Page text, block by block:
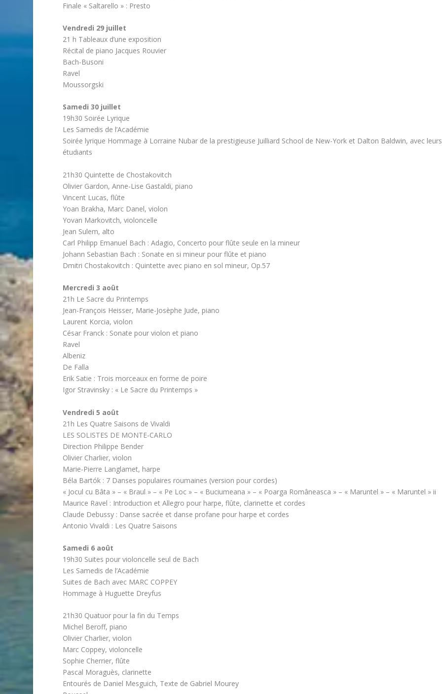
Finale « Saltarello » : Presto
Vendredi 29 juillet
21 h Tableaux d’une exposition
Récital de piano Jacques Rouvier
Bach-Busoni
Ravel
Moussorgski
Samedi 30 juillet
19h30 Soirée Lyrique
Les Samedis de l’Académie
Soirée lyrique Hommage à Lorraine Nubar de la prestigieuse Juilliard School de New-York et Dalton Baldwin, avec leurs
étudiants
21h30 Quintette de Chostakovitch
Olivier Gardon, Anne-Lise Gastaldi, piano
Vincent Lucas, flûte
Yoan Brakha, Marc Danel, violon
Yovan Markovitch, violoncelle
Jean Sulem, alto
Carl Philipp Emanuel Bach : Adagio, Concerto pour flûte seule en la mineur
Johann Sebastian Bach : Sonate en si mineur pour flûte et piano
Dmitri Chostakovitch : Quintette avec piano en sol mineur, Op.57
Mercredi 3 août
21h Le Sacre du Printemps
Jean-François Heisser, Marie-Josèphe Jude, piano
Laurent Korcia, violon
César Franck : Sonate pour violon et piano
Ravel
Albeniz
De Falla
Erik Satie : Trois morceaux en forme de poire
Igor Stravinsky : « Le Sacre du Printemps »
Vendredi 5 août
21h Les Quatre Saisons de Vivaldi
LES SOLISTES DE MONTE-CARLO
Direction Philippe Bender
Olivier Charlier, violon
Marie-Pierre Langlamet, harpe
Béla Bartók : 7 Danses populaires roumaines (version pour cordes)
« Jocul cu Bâta » – « Braul » – « Pe Loc » – « Buciumeana » – « Poarga Româneasca » – « Maruntel » – « Maruntel » ii
Maurice Ravel : Introduction et Allegro pour harpe, flûte, clarinette et cordes
Claude Debussy : Danse sacrée et danse profane pour harpe et cordes
Antonio Vivaldi : Les Quatre Saisons
Samedi 6 août
19h30 Suites pour violoncelle seul de Bach
Les Samedis de l’Académie
Suites de Bach avec MARC COPPEY
Hommage à Huguette Dreyfus
21h30 Quatuor pour la fin du Temps
Michel Beroff, piano
Olivier Charlier, violon
Marc Coppey, violoncelle
Sophie Cherrier, flûte
Pascal Moraguès, clarinette
Entourés de Daniel Mesguich, Texte de Gabriel Mourey